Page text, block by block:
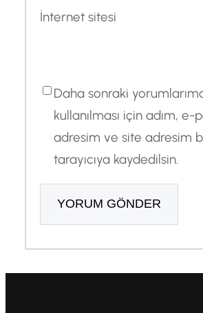
İnternet sitesi
Daha sonraki
kullanılması için adım, e-
adresim ve site adresim
tarayıcıya kaydedilsin.